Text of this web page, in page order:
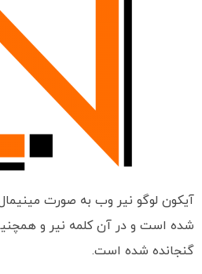
آیکون لوگو نیر وب به صورت
شده است و در آن کلمه نیر و
گنجانده شده است.